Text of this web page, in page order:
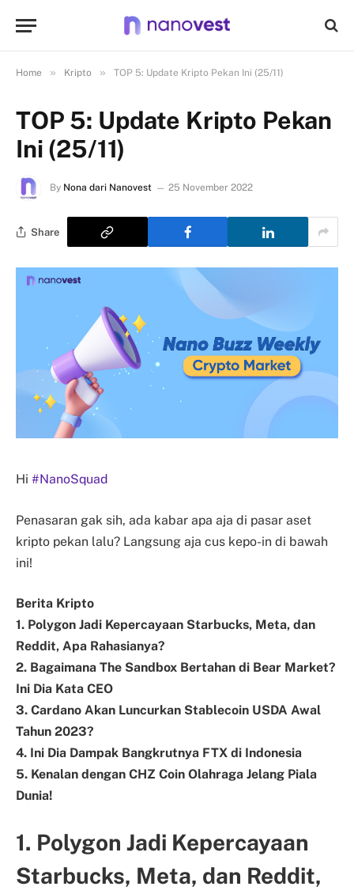
Home » Kripto » TOP 5: Update Kripto Pekan Ini (25/11)
TOP 5: Update Kripto Pekan
Ini (25/11)
By Nona dari Nanovest 25 November 2022
Share
Hi #NanoSquad
Penasaran gak sih, ada kabar apa aja di pasar aset
kripto pekan lalu? Langsung aja cus kepo-in di bawah
ini!
Berita Kripto
1. Polygon Jadi Kepercayaan Starbucks, Meta, dan
Reddit, Apa Rahasianya?
2. Bagaimana The Sandbox Bertahan di Bear Market?
Ini Dia Kata CEO
3. Cardano Akan Luncurkan Stablecoin USDA Awal
Tahun 2023?
4. Ini Dia Dampak Bangkrutnya FTX di Indonesia
5. Kenalan dengan CHZ Coin Olahraga Jelang Piala
Dunia!
1. Polygon Jadi Kepercayaan
Starbucks, Meta, dan Reddit,